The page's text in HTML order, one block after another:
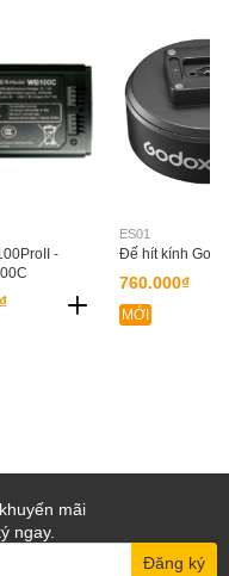
-
ES01
Đế hít kính
760.000₫
MỚI
mãi
ngay.
Đăng ký